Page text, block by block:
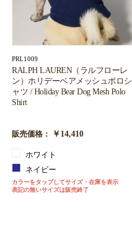
PRL1009
RALPH LAUREN（ラルフローレ
ン）ホリデーベアメッシュポロシ
ャツ / Holiday Bear Dog Mesh Polo
Shirt
販売価格： ￥14,410
ホワイト
ネイビー
カラーをタップしてサイズ・在庫を表示
表記の無いサイズは販売終了